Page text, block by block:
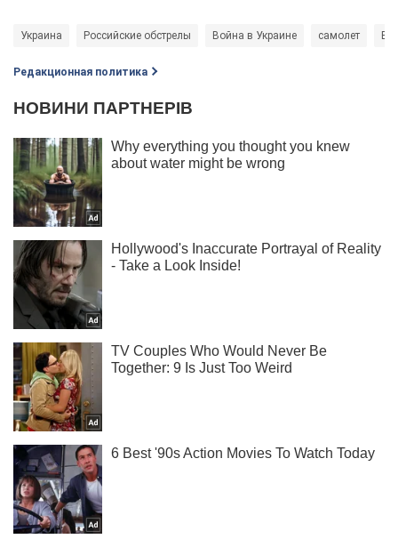
Украина Российские обстрелы Война в Украине самолет
Редакционная политика